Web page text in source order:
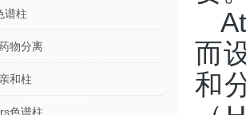
谱柱
物分离
和柱
色谱柱
而
和